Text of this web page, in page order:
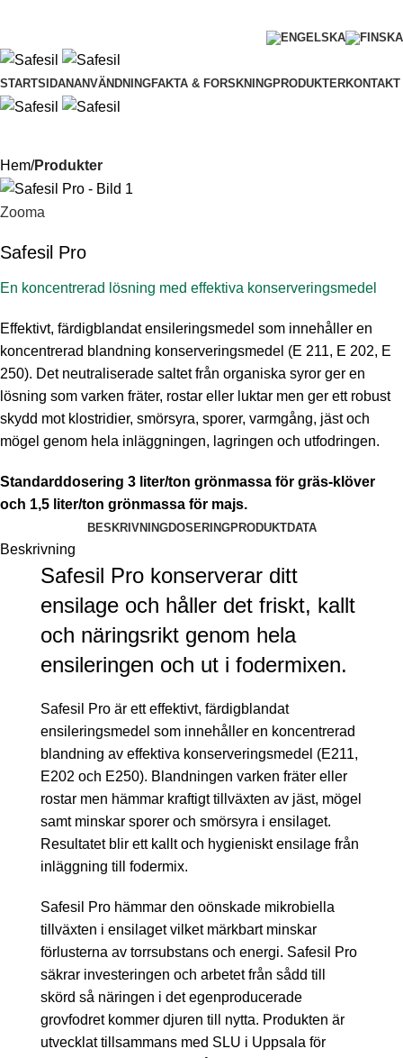
STARTSIDANANVÄNDNINGFAKTA & FORSKNINGPRODUKTERKONTAKT
Hem Produkter
Zooma
Safesil Pro
En koncentrerad lösning med effektiva konserveringsmedel
Effektivt, färdigblandat ensileringsmedel som innehåller en
koncentrerad blandning konserveringsmedel (E 211, E 202, E
250). Det neutraliserade saltet från organiska syror ger en
lösning som varken fräter, rostar eller luktar men ger ett robust
skydd mot klostridier, smörsyra, sporer, varmgång, jäst och
mögel genom hela inläggningen, lagringen och utfodringen.
Standarddosering 3 liter/ton grönmassa för gräs-klöver
och 1,5 liter/ton grönmassa för majs.
BESKRIVNINGDOSERINGPRODUKTDATA
Beskrivning
Safesil Pro konserverar ditt
ensilage och håller det friskt, kallt
och näringsrikt genom hela
ensileringen och ut i fodermixen.
Safesil Pro är ett effektivt, färdigblandat
ensileringsmedel som innehåller en koncentrerad
blandning av effektiva konserveringsmedel (E211,
E202 och E250). Blandningen varken fräter eller
rostar men hämmar kraftigt tillväxten av jäst, mögel
samt minskar sporer och smörsyra i ensilaget.
Resultatet blir ett kallt och hygieniskt ensilage från
inläggning till fodermix.
Safesil Pro hämmar den oönskade mikrobiella
tillväxten i ensilaget vilket märkbart minskar
förlusterna av torrsubstans och energi. Safesil Pro
säkrar investeringen och arbetet från sådd till
skörd så näringen i det egenproducerade
grovfodret kommer djuren till nytta. Produkten är
utvecklat tillsammans med SLU i Uppsala för